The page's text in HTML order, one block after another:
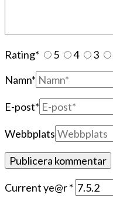
Rating* 5 4 3
Namn*
E-post*
Webbplats
Current ye@r*